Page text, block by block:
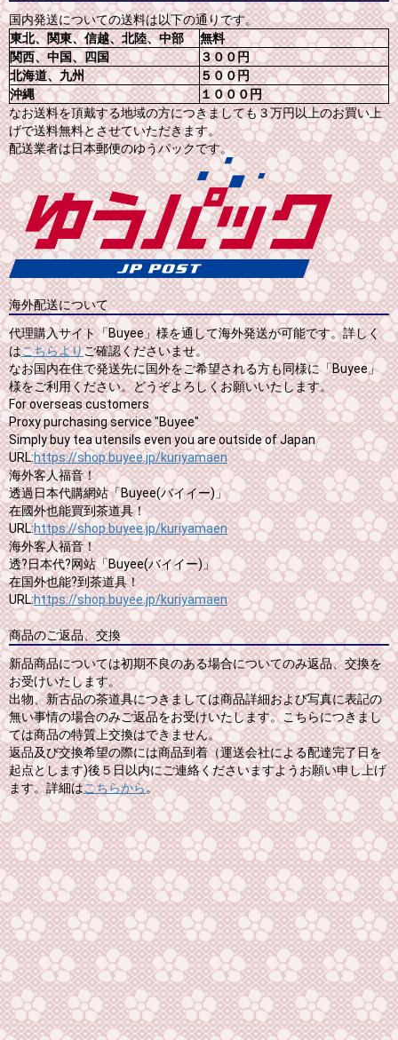
国内発送についての送料は以下の通りです。
東北、関東、信越、北陸、中部
無料
関西、中国、四国
３００円
北海道、九州
５００円
沖縄
１０００円
なお送料を頂戴する地域の方につきましても３万円以上のお買い上
げで送料無料とさせていただきます。
配送業者は日本郵便のゆうパックです。
海外配送について
代理購入サイト「Buyee」様を通して海外発送が可能です。詳しく
はこちらよりご確認くださいませ。
なお国内在住で発送先に国外をご希望される方も同様に「Buyee」
様をご利用ください。どうぞよろしくお願いいたします。
For overseas customers
Proxy purchasing service "Buyee"
Simply buy tea utensils even you are outside of Japan
URL:https://shop.buyee.jp/kuriyamaen
海外客人福音！
透過日本代購網站「Buyee(バイイー)」
在國外也能買到茶道具！
URL:https://shop.buyee.jp/kuriyamaen
海外客人福音！
透?日本代?网站「Buyee(バイイー)」
在国外也能?到茶道具！
URL:https://shop.buyee.jp/kuriyamaen
商品のご返品、交換
新品商品については初期不良のある場合についてのみ返品、交換を
お受けいたします。
出物、新古品の茶道具につきましては商品詳細および写真に表記の
無い事情の場合のみご返品をお受けいたします。こちらにつきまし
ては商品の特質上交換はできません。
返品及び交換希望の際には商品到着（運送会社による配達完了日を
起点とします)後５日以内にご連絡くださいますようお願い申し上げ
ます。詳細はこちらから。